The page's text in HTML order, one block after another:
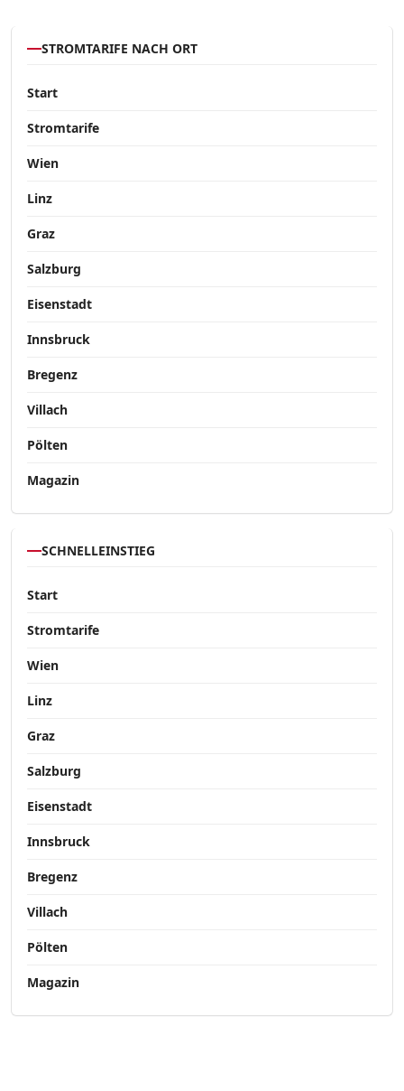
STROMTARIFE NACH ORT
Start
Stromtarife
Wien
Linz
Graz
Salzburg
Eisenstadt
Innsbruck
Bregenz
Villach
Pölten
Magazin
SCHNELLEINSTIEG
Start
Stromtarife
Wien
Linz
Graz
Salzburg
Eisenstadt
Innsbruck
Bregenz
Villach
Pölten
Magazin